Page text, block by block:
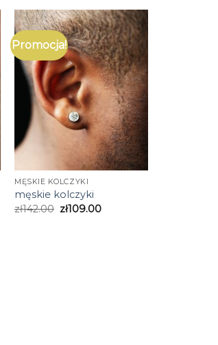
Promocja!
MĘSKIE KOLCZYKI
męskie kolczyki
zł142.00 zł109.00